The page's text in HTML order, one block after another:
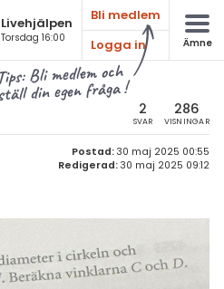
Live­hjälpen
Torsdag 16:00
Bli medlem
Logga in
Ämne
Tips: Bli medlem och
ställ din egen fråga !
2
SVAR
286
VISNINGAR
Postad: 30 maj 2025 00:55
Redigerad: 30 maj 2025 09:12
Alla ämnen
Matematik
Matte 2
Alla trådar
Andragradsekvationer
Funktioner och grafer